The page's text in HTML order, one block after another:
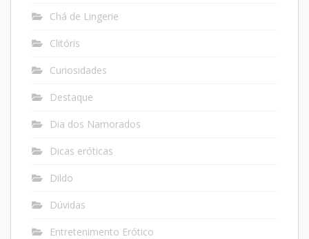
Chá de Lingerie
Clitóris
Curiosidades
Destaque
Dia dos Namorados
Dicas eróticas
Dildo
Dúvidas
Entretenimento Erótico